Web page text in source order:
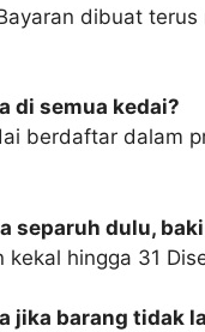
dibuat terus
di semua kedai?
berdaftar dalam
separuh dulu,
kekal hingga 31
jika barang tidak